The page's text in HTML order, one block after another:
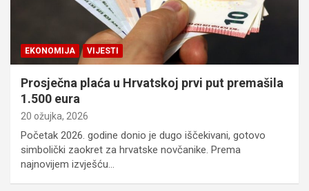
EKONOMIJA VIJESTI
Prosječna plaća u Hrvatskoj prvi put premašila
1.500 eura
20 ožujka, 2026
Početak 2026. godine donio je dugo iščekivani, gotovo
simbolički zaokret za hrvatske novčanike. Prema
najnovijem izvješću…